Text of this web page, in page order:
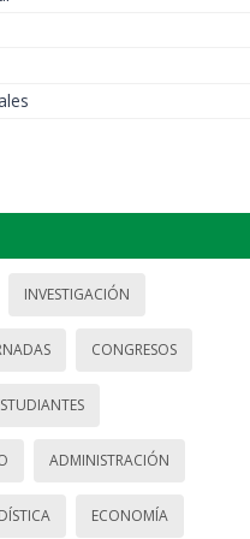
INVESTIGACIÓN
CONGRESOS
ADMINISTRACIÓN
ECONOMÍA